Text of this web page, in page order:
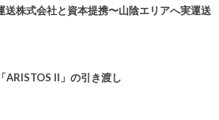
株式会社と資本提携〜山陰エリアへ実運送
ARISTOS II」の引き渡し